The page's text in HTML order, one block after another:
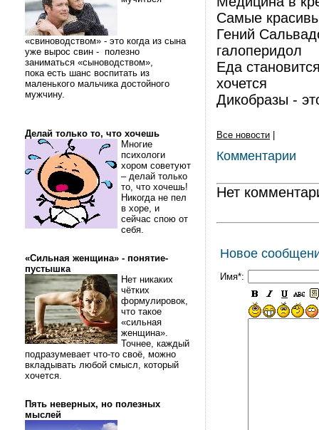
«свиноводством» - это когда из сына
уже вырос свин - полезно
заниматься «сыноводством»,
пока есть шанс воспитать из
маленького мальчика достойного
мужчину.
Делай только то, что хочешь
Многие
психологи
хором советуют
– делай только
то, что хочешь!
Никогда не пел
в хоре, и
сейчас спою от
себя.
«Сильная женщина» - понятие-
пустышка
Нет никаких
чётких
формулировок,
что такое
«сильная
женщина».
Точнее, каждый
подразумевает что-то своё, можно
вкладывать любой смысл, который
хочется.
Пять неверных, но полезных
мыслей
Самые
Гений
галоперидол
Еда
хочется
Дикобразы -
Все новости
Комментарии
Нет
Новое
Имя*: